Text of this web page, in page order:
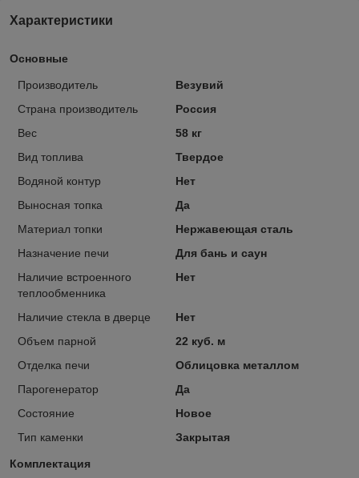
Характеристики
Основные
Производитель
Везувий
Страна производитель
Россия
Вес
58 кг
Вид топлива
Твердое
Водяной контур
Нет
Выносная топка
Да
Материал топки
Нержавеющая сталь
Назначение печи
Для бань и саун
Наличие встроенного
теплообменника
Нет
Наличие стекла в дверце
Нет
Объем парной
22 куб. м
Отделка печи
Облицовка металлом
Парогенератор
Да
Состояние
Новое
Тип каменки
Закрытая
Комплектация